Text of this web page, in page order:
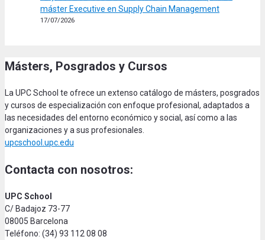
máster Executive en Supply Chain Management
17/07/2026
Másters, Posgrados y Cursos
La UPC School te ofrece un extenso catálogo de másters, posgrados
y cursos de especialización con enfoque profesional, adaptados a
las necesidades del entorno económico y social, así como a las
organizaciones y a sus profesionales.
upcschool.upc.edu
Contacta con nosotros:
UPC School
C/ Badajoz 73-77
08005 Barcelona
Teléfono: (34) 93 112 08 08